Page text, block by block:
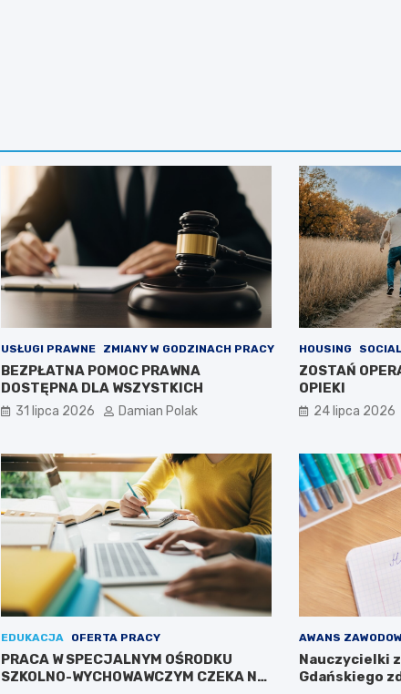
USŁUGI PRAWNE ZMIANY W GODZINACH PRACY
BEZPŁATNA POMOC PRAWNA
DOSTĘPNA DLA WSZYSTKICH
31 lipca 2026 Damian Polak
HOUSING
ZOSTAŃ
OPIEKI
24 lipca 2026
EDUKACJA OFERTA PRACY
PRACA W SPECJALNYM OŚRODKU
SZKOLNO-WYCHOWAWCZYM CZEKA NA
AWANS
Nauczycielki
Gdańskiego